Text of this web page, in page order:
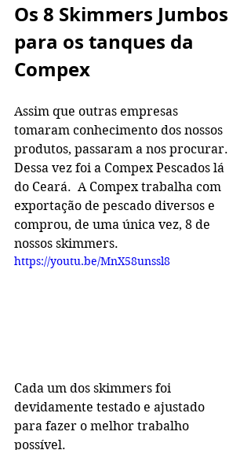
Os 8 Skimmers Jumbos
para os tanques da
Compex
Assim que outras empresas
tomaram conhecimento dos nossos
produtos, passaram a nos procurar.
Dessa vez foi a Compex Pescados lá
do Ceará.  A Compex trabalha com
exportação de pescado diversos e
comprou, de uma única vez, 8 de
nossos skimmers.
https://youtu.be/MnX58unssl8
Cada um dos skimmers foi
devidamente testado e ajustado
para fazer o melhor trabalho
possível.